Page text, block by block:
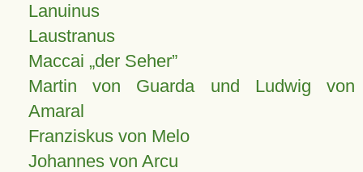
Lanuinus
Laustranus
Maccai „der Seher”
Martin von Guarda und Ludwig von
Amaral
Franziskus von Melo
Johannes von Arcu